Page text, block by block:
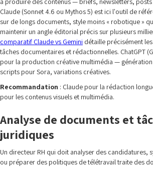
Claude (Sonnet 4.6 ou Mythos 5) est ici l'outil de
sur de longs documents, style moins « robotique »
maintenir un angle éditorial précis sur plusieurs
comparatif Claude vs Gemini détaille précisément
tâches documentaires et rédactionnelles. ChatGPT
pour la production créative multimédia —
scripts pour Sora, variations créatives.
Recommandation : Claude pour la rédaction
pour les contenus visuels et multimédia.
Analyse de documents et
juridiques
Un directeur RH qui doit analyser des candidatures,
ou préparer des politiques de télétravail traite des